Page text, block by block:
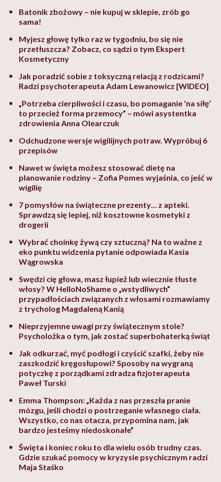
Batonik zbożowy – nie kupuj w sklepie, zrób go
sama!
Myjesz głowę tylko raz w tygodniu, bo się nie
przetłuszcza? Zobacz, co sądzi o tym Ekspert
Kosmetyczny
Jak poradzić sobie z toksyczną relacją z rodzicami?
Radzi psychoterapeuta Adam Lewanowicz [WIDEO]
„Potrzeba cierpliwości i czasu, bo pomaganie 'na siłę’
to przecież forma przemocy” – mówi asystentka
zdrowienia Anna Olearczuk
Odchudzone wersje wigilijnych potraw. Wypróbuj 6
przepisów
Nawet w święta możesz stosować dietę na
planowanie rodziny – Zofia Pomes wyjaśnia, co jeść w
wigilię
7 pomysłów na świąteczne prezenty… z apteki.
Sprawdzą się lepiej, niż kosztowne kosmetyki z
drogerii
Wybrać choinkę żywą czy sztuczną? Na to ważne z
eko punktu widzenia pytanie odpowiada Kasia
Wągrowska
Swędzi cię głowa, masz łupież lub wiecznie tłuste
włosy? W HelloNoShame o „wstydliwych”
przypadłościach związanych z włosami rozmawiamy
z trycholog Magdaleną Kanią
Nieprzyjemne uwagi przy świątecznym stole?
Psycholożka o tym, jak zostać superbohaterką świąt
Jak odkurzać, myć podłogi i czyścić szafki, żeby nie
zaszkodzić kręgosłupowi? Sposoby na wygraną
potyczkę z porządkami zdradza fizjoterapeuta
Paweł Turski
Emma Thompson: „Każda z nas przeszła pranie
mózgu, jeśli chodzi o postrzeganie własnego ciała.
Wszystko, co nas otacza, przypomina nam, jak
bardzo jesteśmy niedoskonałe”
Święta i koniec roku to dla wielu osób trudny czas.
Gdzie szukać pomocy w kryzysie psychicznym radzi
Maja Staśko